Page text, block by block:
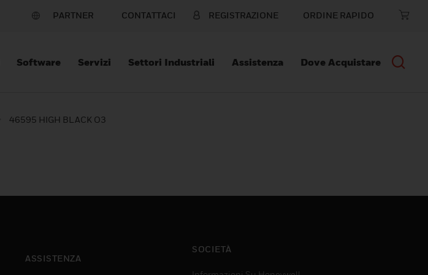
PARTNER CONTATTACI REGISTRAZIONE ORDINE RAPIDO
Software Servizi Settori Industriali Assistenza Dove Acquistare
46595 HIGH BLACK O3
ASSISTENZA
SOCIETÀ